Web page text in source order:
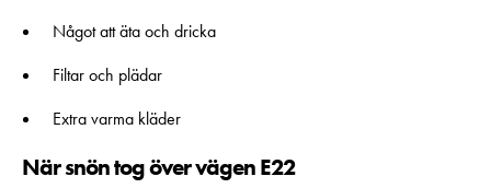
Något att äta och dricka
Filtar och plädar
Extra varma kläder
När snön tog över vägen E22